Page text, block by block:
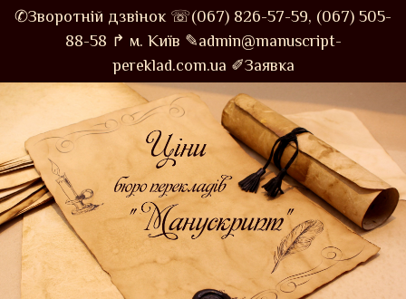
p
t
o
n
t
e
✆Зворотній дзвінок ☏(067) 826-57-59, (067) 505-
88-58 ↱ м. Київ ✎admin@manuscript-
pereklad.com.ua ✐Заявка